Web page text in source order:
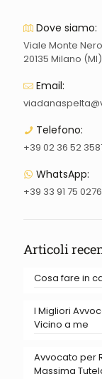
Dove siamo:
Viale Monte
20135 Milano (MI)
Email:
Telefono:
+39 02 36 52
WhatsApp:
+39 33 91 75 0276
Articoli
Cosa fare in
I Migliori
Vicino a me
Avvocato per
Massima